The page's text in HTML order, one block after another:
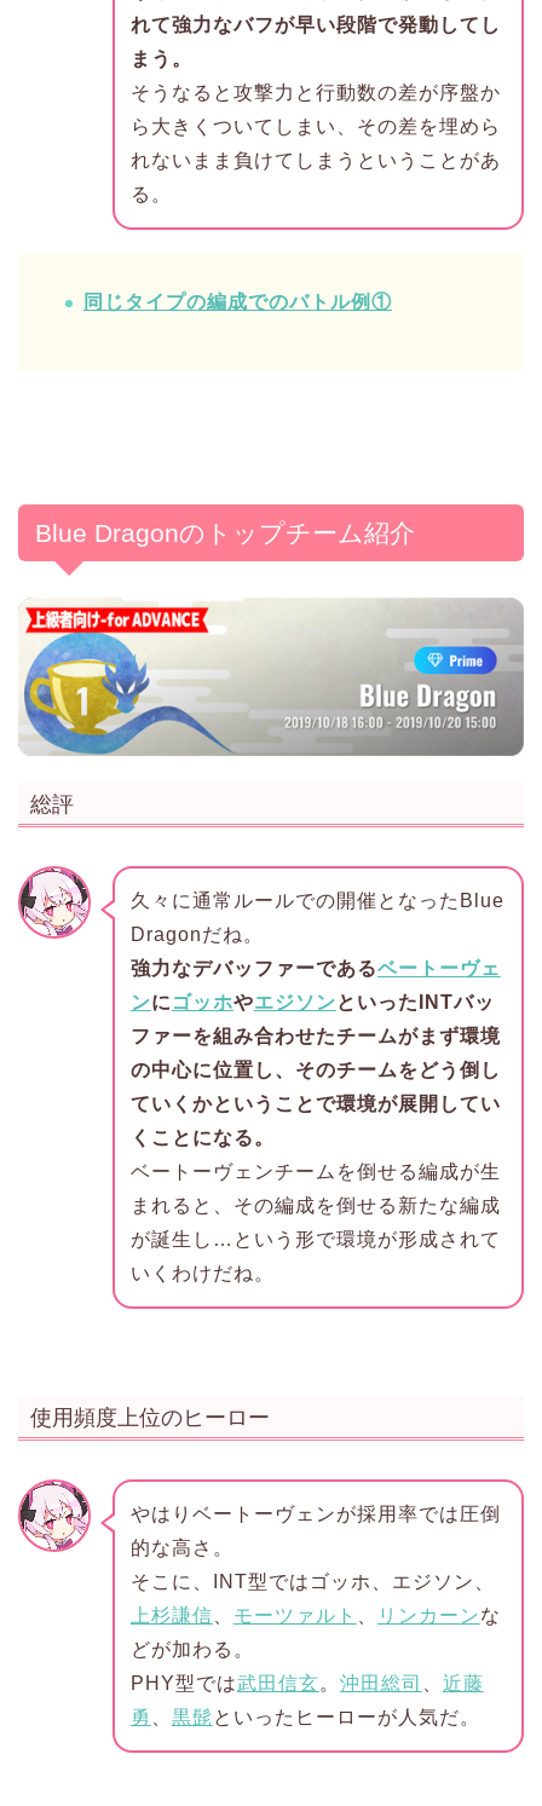
れて強力なバフが早い段階で発動してし
まう。
そうなると攻撃力と行動数の差が序盤か
ら大きくついてしまい、その差を埋めら
れないまま負けてしまうということがあ
る。
同じタイプの編成でのバトル例①
Blue Dragonのトップチーム紹介
総評
久々に通常ルールでの開催となったBlue
Dragonだね。
強力なデバッファーであるベートーヴェ
ンに ゴッホやエジソンといったINTバッ
ファーを組み合わせたチームがまず環境
の中心に位置し、そのチームをどう倒し
ていくかということで環境が展開してい
くことになる。
ベートーヴェンチームを倒せる編成が生
まれると、その編成を倒せる新たな編成
が誕生し…という形で環境が形成されて
いくわけだね。
使用頻度上位のヒーロー
やはりベートーヴェンが採用率では圧倒
的な高さ。
そこに、INT型ではゴッホ、エジソン、
上杉謙信
モーツァルト リンカーンな
どが加わる。
PHY型では武田信玄。 沖田総司
近藤
勇
黒髭 といったヒーローが人気だ。